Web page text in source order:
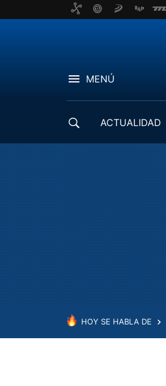
MENÚ
ACTUALIDAD
HOY SE HABLA DE